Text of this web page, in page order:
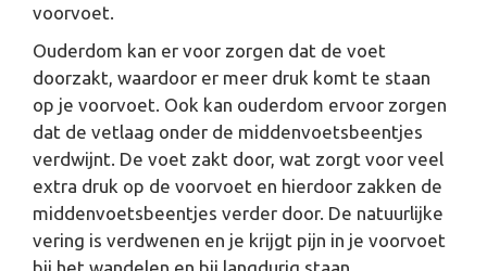
voorvoet.
Ouderdom kan er voor zorgen dat de voet
doorzakt, waardoor er meer druk komt te staan
op je voorvoet. Ook kan ouderdom ervoor zorgen
dat de vetlaag onder de middenvoetsbeentjes
verdwijnt. De voet zakt door, wat zorgt voor veel
extra druk op de voorvoet en hierdoor zakken de
middenvoetsbeentjes verder door. De natuurlijke
vering is verdwenen en je krijgt pijn in je voorvoet